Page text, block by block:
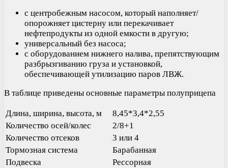
с центробежным насосом, который наполняет/
опорожняет цистерну или перекачивает
нефтепродукты из одной емкости в другую;
универсальный без насоса;
с оборудованием нижнего налива, препятствующим
разбрызгиванию груза и установкой,
обеспечивающей утилизацию паров ЛВЖ.
В таблице приведены основные параметры полуприцепа
Длина, ширина, высота, м
8,45*3,4*2,55
Количество осей/колес
2/8+1
Количество отсеков
3 или 4
Тормозная система
Барабанная
Подвеска
Рессорная